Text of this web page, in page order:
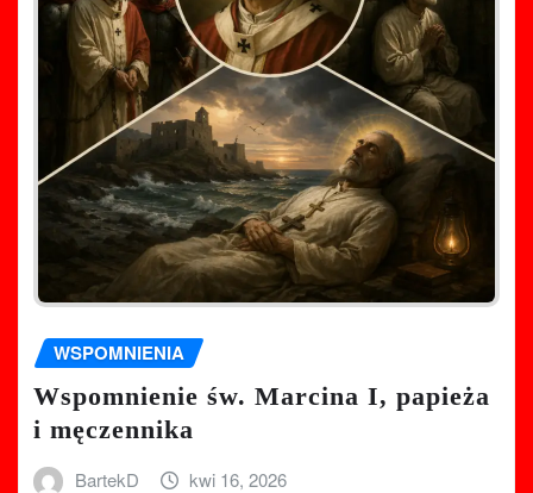
WSPOMNIENIA
Wspomnienie św. Marcina I, papieża
i męczennika
BartekD kwi 16, 2026